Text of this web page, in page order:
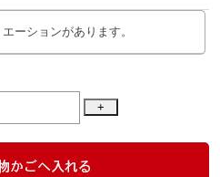
ーションがあります。